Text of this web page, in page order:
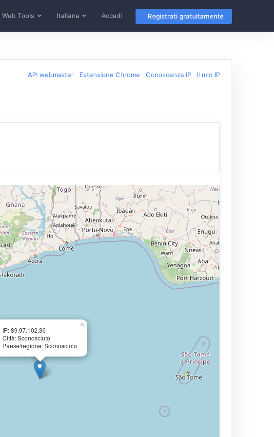
Web Tools Italiana Accedi Registrati gratuitamente
API webmaster Estensione Chrome Conoscenza IP Il mio IP
IP: 89.97.102.36
Città: Sconosciuto
Paese/regione: Sconosciuto
×